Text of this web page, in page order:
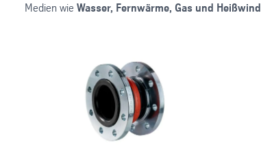
Medien wie Wasser, Fernwärme, Gas und Heißwind